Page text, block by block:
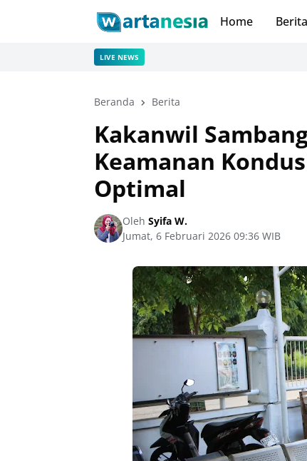
Home Berita
LIVE NEWS
Beranda Berita
Kakanwil
Keamanan
Optimal
Oleh Syifa W.
Jumat, 6 Februari 2026 09:36 WIB